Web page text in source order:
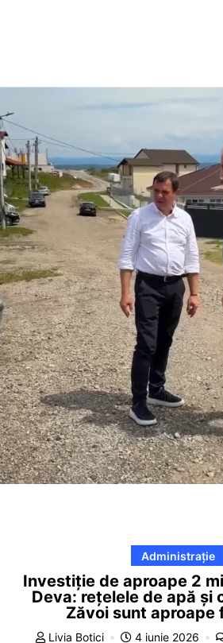
Administrație
Investiție de aproape 2
Deva: rețelele de apă și
Zăvoi sunt aproape
Livia Botici 4 iunie 2026